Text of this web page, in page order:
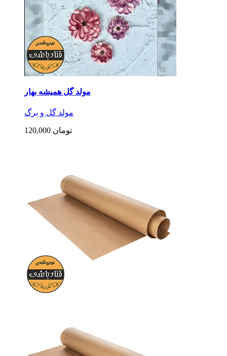
مولد گل همیشه بهار
مولد گل و برگ
120,000 تومان